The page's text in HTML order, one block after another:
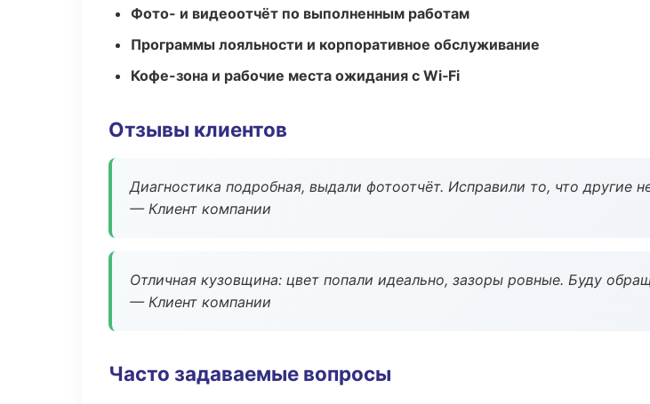
Фото- и видеоотчёт по выполненным работам
Программы лояльности и корпоративное обслуживание
Кофе-зона и рабочие места ожидания с Wi‑Fi
Отзывы клиентов
Диагностика подробная, выдали фотоотчёт. Исправили то, что другие
— Клиент компании
Отличная кузовщина: цвет попали идеально, зазоры ровные. Буду
— Клиент компании
Часто задаваемые вопросы